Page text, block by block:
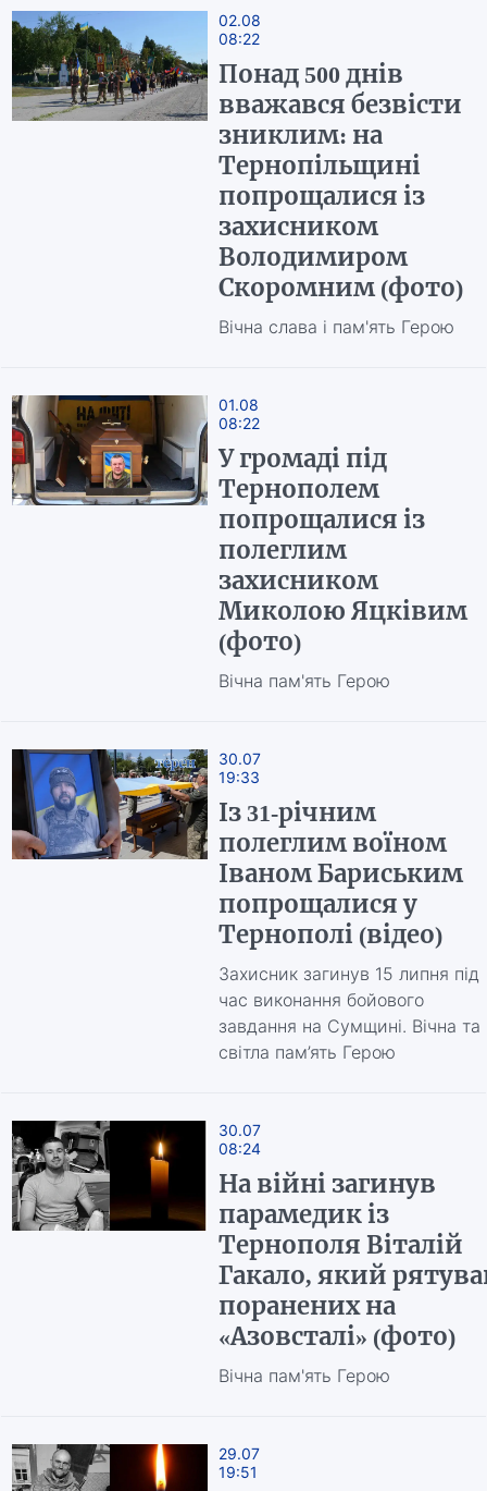
02.08
08:22
Понад 500 днів
вважався безвісти
зниклим: на
Тернопільщині
попрощалися із
захисником
Володимиром
Скоромним (фото)
Вічна слава і пам'ять Герою
01.08
08:22
У громаді під
Тернополем
попрощалися із
полеглим
захисником
Миколою Яцківим
(фото)
Вічна пам'ять Герою
30.07
19:33
Із 31-річним
полеглим воїном
Іваном Бариським
попрощалися у
Тернополі (відео)
Захисник загинув 15 липня під
час виконання бойового
завдання на Сумщині. Вічна та
світла пам’ять Герою
30.07
08:24
На війні загинув
парамедик із
Тернополя Віталій
Гакало, який
поранених на
«Азовсталі» (фото)
Вічна пам'ять Герою
29.07
19:51